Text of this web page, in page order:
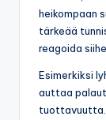
heikompaan
tärkeää
reagoida
Esimerkiksi
auttaa
tuottavuutta.